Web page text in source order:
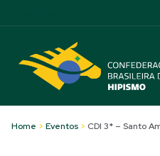
Home > Eventos > CDI 3* – Santo